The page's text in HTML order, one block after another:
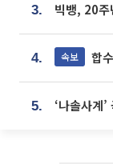
3.
4. 속보 합수
5.